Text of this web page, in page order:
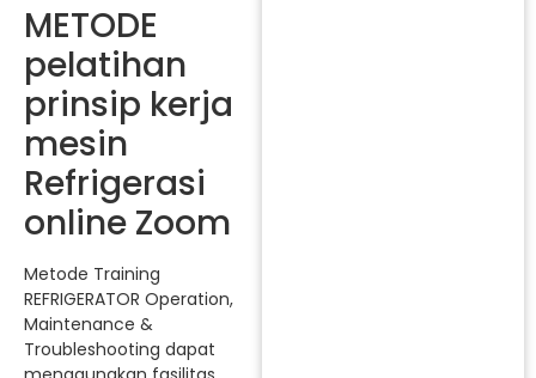
METODE
pelatihan
prinsip kerja
mesin
Refrigerasi
online Zoom
Metode Training
REFRIGERATOR Operation,
Maintenance &
Troubleshooting dapat